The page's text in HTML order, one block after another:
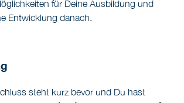
Umfeld für Deine Ausbildung?
geht’s: Nutze Deine Chance!